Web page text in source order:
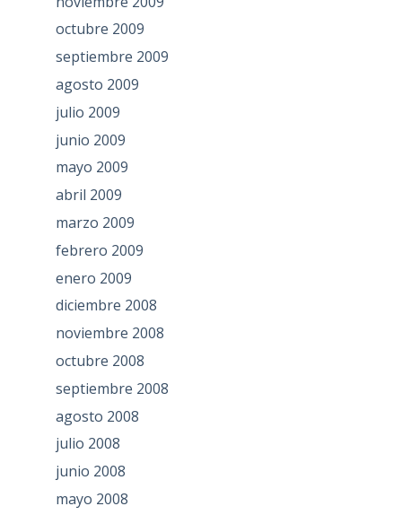
octubre 2009
septiembre 2009
agosto 2009
julio 2009
junio 2009
mayo 2009
abril 2009
marzo 2009
febrero 2009
enero 2009
diciembre 2008
noviembre 2008
octubre 2008
septiembre 2008
agosto 2008
julio 2008
junio 2008
mayo 2008